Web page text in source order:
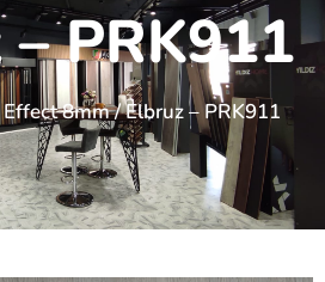
PRK911
Effect 8mm/ Elbruz – PRK911